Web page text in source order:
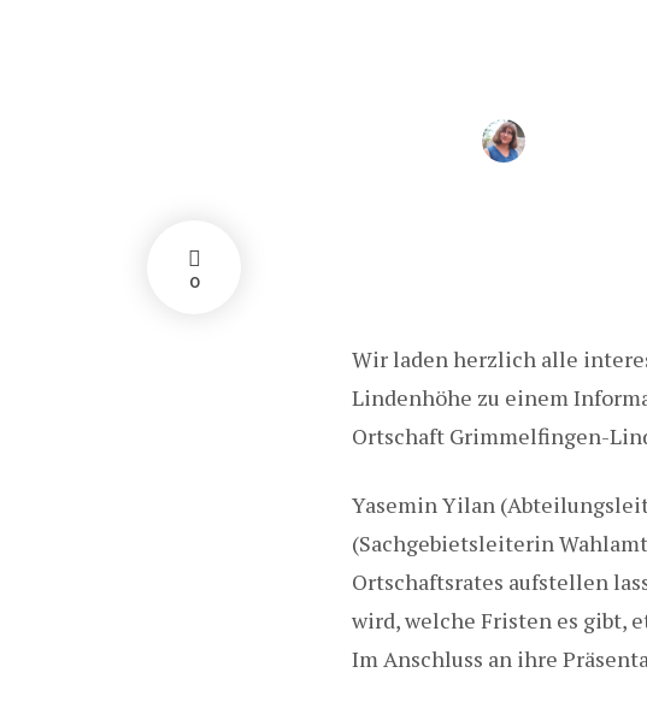
0
Wir laden herzlich alle
Lindenhöhe zu einem
Ortschaft Grimmelfingen-
Yasemin Yilan
(Sachgebietsleiterin
Ortschaftsrates aufstellen
wird, welche Fristen es gibt,
Im Anschluss an ihre